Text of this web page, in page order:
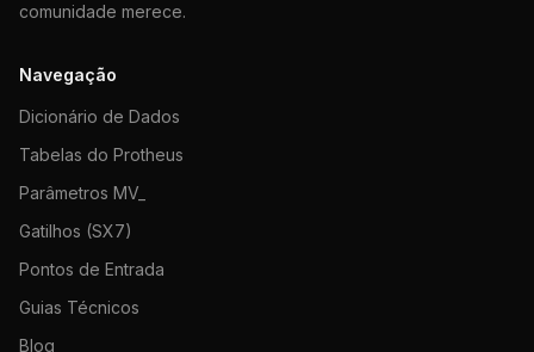
comunidade merece.
Navegação
Dicionário de Dados
Tabelas do Protheus
Parâmetros MV_
Gatilhos (SX7)
Pontos de Entrada
Guias Técnicos
Blog